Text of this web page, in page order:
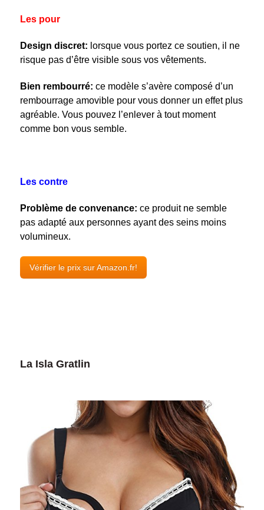
Les pour
Design discret: lorsque vous portez ce soutien, il ne
risque pas d’être visible sous vos vêtements.
Bien rembourré: ce modèle s’avère composé d’un
rembourrage amovible pour vous donner un effet plus
agréable. Vous pouvez l’enlever à tout moment
comme bon vous semble.
Les contre
Problème de convenance: ce produit ne semble
pas adapté aux personnes ayant des seins moins
volumineux.
Vérifier le prix sur Amazon.fr!
La Isla Gratlin